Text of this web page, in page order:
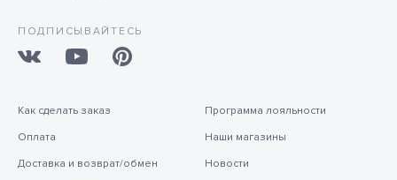
ПОДПИСЫВАЙТЕСЬ
Как сделать заказ
Оплата
Доставка и возврат/обмен
Программа лояльности
Наши магазины
Новости